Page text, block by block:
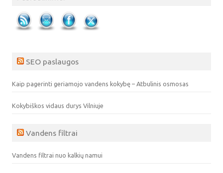
SEO paslaugos
Kaip pagerinti geriamojo vandens kokybę – Atbulinis osmosas
Kokybiškos vidaus durys Vilniuje
Vandens filtrai
Vandens filtrai nuo kalkių namui